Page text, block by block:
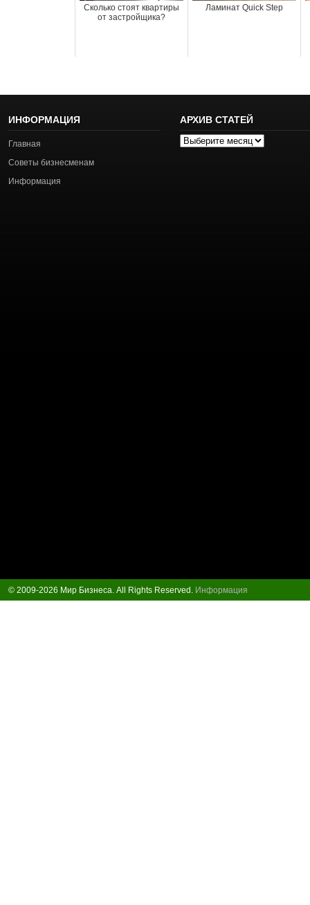
Сколько стоят квартиры
от застройщика?
Ламинат Quick Step
ИНФОРМАЦИЯ
Главная
Советы бизнесменам
Информация
АРХИВ СТАТЕЙ
Архив
© 2009-2026 Мир Бизнеса. All Rights Reserved. Информация